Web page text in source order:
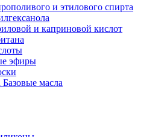
и этилового спирта
и каприновой кислот
эфиры
Базовые масла